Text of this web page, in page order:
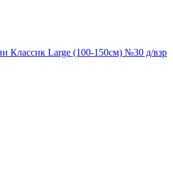
Классик Large (100-150см) №30 д/взр